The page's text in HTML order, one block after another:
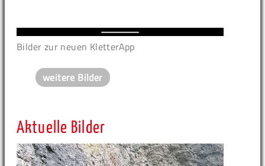
Bilder zur neuen KletterApp
weitere Bilder
Aktuelle Bilder